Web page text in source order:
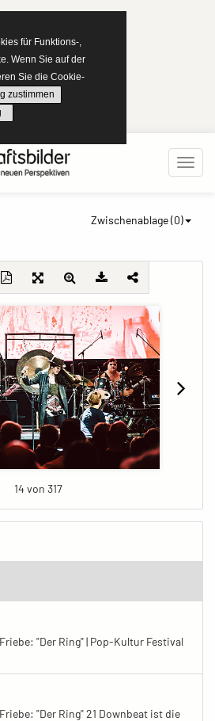
für Funktions-,
Wenn Sie auf der
Sie die Cookie-
zustimmen
Zwischenablage (0)
14 von 317
"Der Ring" | Pop-Kultur Festival
"Der Ring" 21 Downbeat ist die